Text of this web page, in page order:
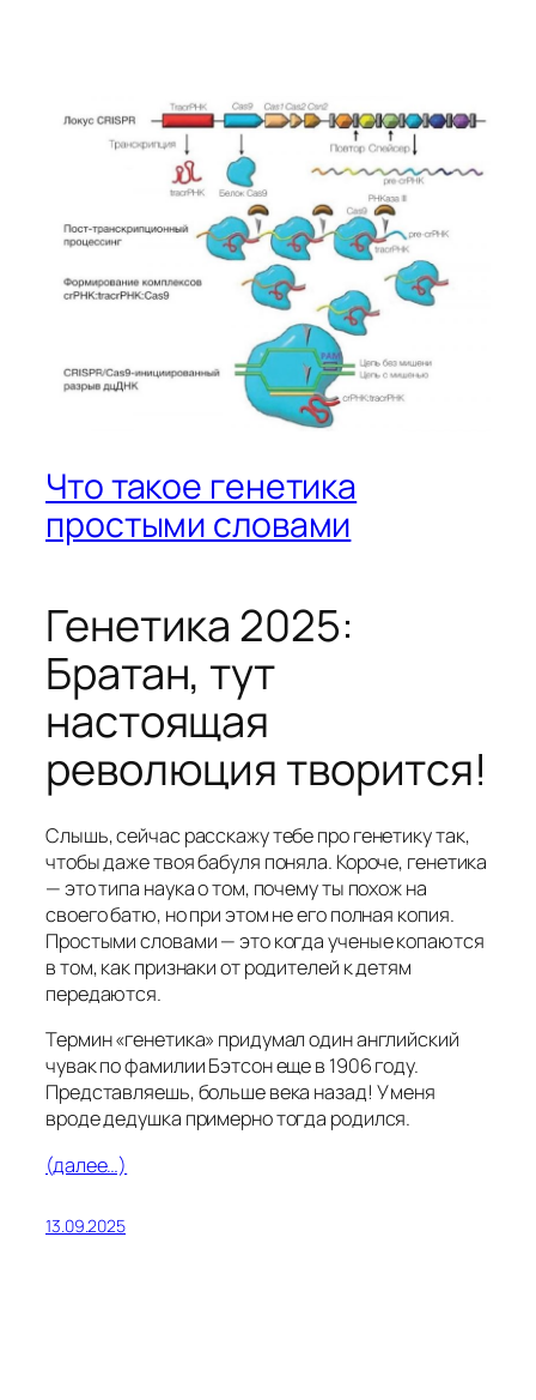
Что такое генетика
простыми словами
Генетика 2025:
Братан, тут
настоящая
революция творится!
Слышь, сейчас расскажу тебе про генетику так,
чтобы даже твоя бабуля поняла. Короче, генетика
— это типа наука о том, почему ты похож на
своего батю, но при этом не его полная копия.
Простыми словами — это когда ученые копаются
в том, как признаки от родителей к детям
передаются.
Термин «генетика» придумал один английский
чувак по фамилии Бэтсон еще в 1906 году.
Представляешь, больше века назад! У меня
вроде дедушка примерно тогда родился.
(далее…)
13.09.2025